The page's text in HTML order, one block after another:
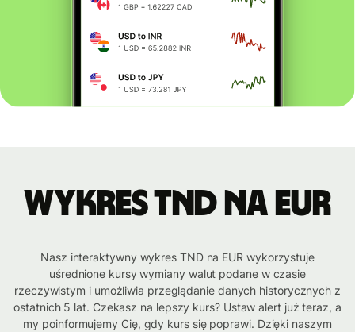
Wykres TND na EUR
Nasz interaktywny wykres TND na EUR wykorzystuje
uśrednione kursy wymiany walut podane w czasie
rzeczywistym i umożliwia przeglądanie danych historycznych z
ostatnich 5 lat. Czekasz na lepszy kurs? Ustaw alert już teraz, a
my poinformujemy Cię, gdy kurs się poprawi. Dzięki naszym